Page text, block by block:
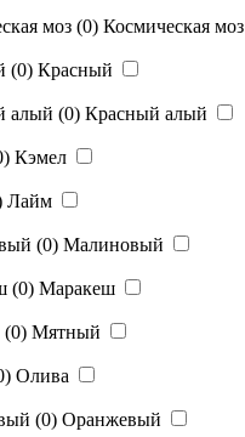
моз (0) Космическая моз
(0) Красный
алый (0) Красный алый
Кэмел
Лайм
(0) Малиновый
(0) Маракеш
(0) Мятный
Олива
(0) Оранжевый